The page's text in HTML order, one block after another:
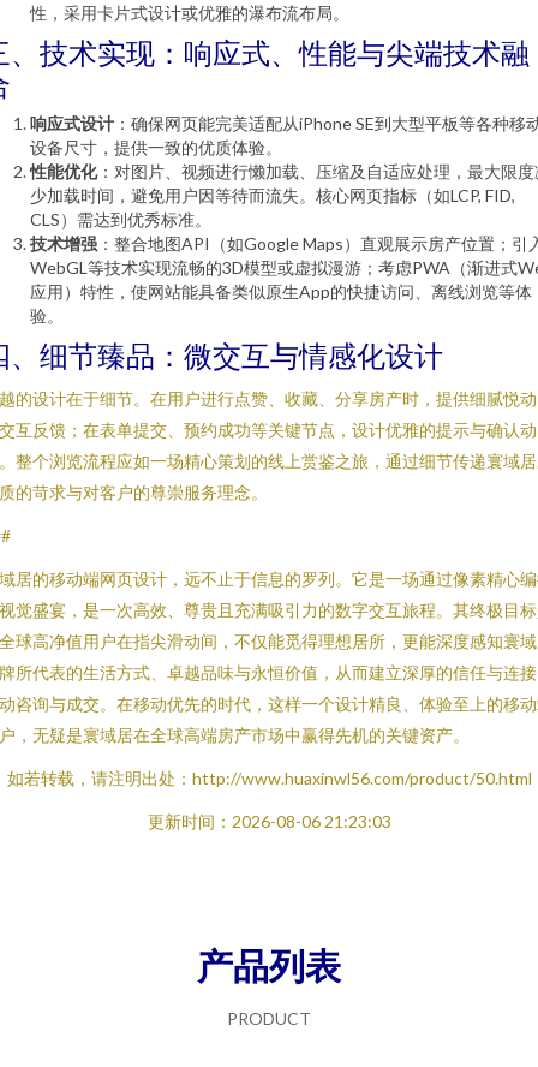
性，采用卡片式设计或优雅的瀑布流布局。
、技术实现：响应式、性能与尖端技术融
响应式设计 ：确保网页能完美适配从iPhone SE到大型平板等各种移
设备尺寸，提供一致的优质体验。
性能优化：对图片、视频进行懒加载、压缩及自适应处理，最大限度
少加载时间，避免用户因等待而流失。核心网页指标（如LCP, FID,
CLS）需达到优秀标准。
技术增强 ：整合地图API（如Google Maps）直观展示房产位置；引
WebGL等技术实现流畅的3D模型或虚拟漫游；考虑PWA（渐进式
应用）特性，使网站能具备类似原生App的快捷访问、离线浏览等体
验。
、细节臻品：微交互与情感化设计
的设计在于细节。在用户进行点赞、收藏、分享房产时，提供细腻悦
互反馈；在表单提交、预约成功等关键节点，设计优雅的提示与确认动
整个浏览流程应如一场精心策划的线上赏鉴之旅，通过细节传递寰域
的苛求与对客户的尊崇服务理念。
居的移动端网页设计，远不止于信息的罗列。它是一场通过像素精心
觉盛宴，是一次高效、尊贵且充满吸引力的数字交互旅程。其终极目
球高净值用户在指尖滑动间，不仅能觅得理想居所，更能深度感知寰
所代表的生活方式、卓越品味与永恒价值，从而建立深厚的信任与连
咨询与成交。在移动优先的时代，这样一个设计精良、体验至上的移
，无疑是寰域居在全球高端房产市场中赢得先机的关键资产。
如若转载，请注明出处：http://www.huaxinwl56.com/product/50.html
更新时间：2026-08-06 21:23:03
产品列表
PRODUCT